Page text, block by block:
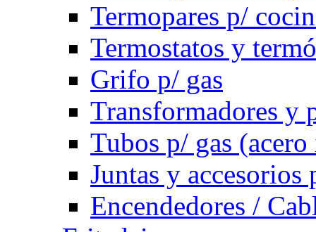
Termopares p/
Termostatos y
Grifo p/ gas
Transformadores y
Tubos p/ gas
Juntas y accesorios
Encendedores /